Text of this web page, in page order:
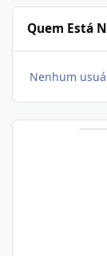
Quem Está
Nenhum